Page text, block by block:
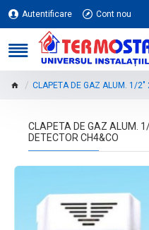
Autentificare Cont nou
CLAPETA DE GAZ ALUM. 1/2"
CLAPETA DE GAZ ALUM.
DETECTOR CH4&CO